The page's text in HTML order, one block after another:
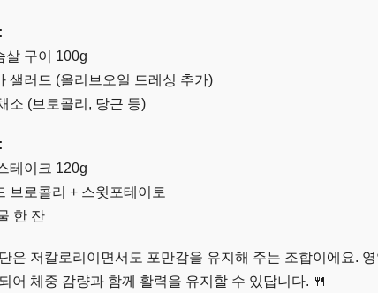
살 구이 100g
샐러드 (올리브오일 드레싱 추가)
소 (브로콜리, 당근 등)
테이크 120g
브로콜리 + 스윗포테이토
한 잔
은 저칼로리이면서도 포만감을 유지해 주는 조합이에요.
어 체중 감량과 함께 활력을 유지할 수 있답니다. 🍴